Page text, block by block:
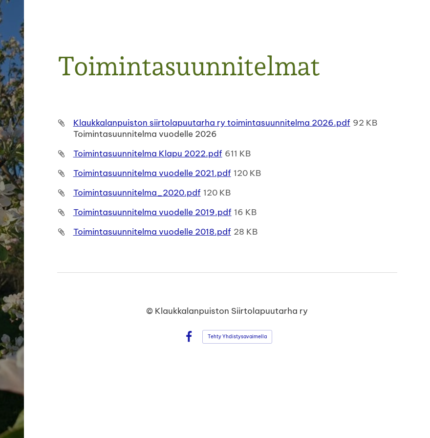
Toimintasuunnitelmat
Klaukkalanpuiston siirtolapuutarha ry toimintasuunnitelma 2026.pdf 92 KB
Toimintasuunnitelma vuodelle 2026
Toimintasuunnitelma Klapu 2022.pdf 611 KB
Toimintasuunnitelma vuodelle 2021.pdf 120 KB
Toimintasuunnitelma_2020.pdf 120 KB
Toimintasuunnitelma vuodelle 2019.pdf 16 KB
Toimintasuunnitelma vuodelle 2018.pdf 28 KB
© Klaukkalanpuiston Siirtolapuutarha ry
Tehty Yhdistysavaimella